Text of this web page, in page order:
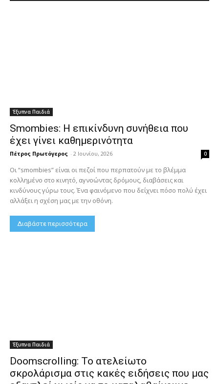
Έξυπνα Παιδιά
Smombies: Η επικίνδυνη συνήθεια που
έχει γίνει καθημερινότητα
Πέτρος Πρωτόγερος - 2 Ιουνίου, 2026 0
Οι “smombies” είναι οι πεζοί που περπατούν με το βλέμμα
κολλημένο στο κινητό, αγνοώντας δρόμους, διαβάσεις και
κινδύνους γύρω τους. Ένα φαινόμενο που δείχνει πόσο πολύ έχει
αλλάξει η σχέση μας με την οθόνη.
Διαβάστε περισσότερα
Έξυπνα Παιδιά
Doomscrolling: Το ατελείωτο
σκρολάρισμα στις κακές ειδήσεις που μας